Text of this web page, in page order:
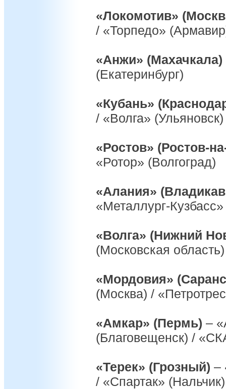
«Локомотив»
/ «Торпедо»
«Анжи» (Махачкала)
(Екатеринбург)
«Кубань»
/ «Волга» (Ульяновск)
«Ростов» (Ростов-
«Ротор» (Волгоград)
«Алания»
«Металлург-
«Волга» (Нижний
(Московская
«Мордовия»
(Москва) /
«Амкар» (Пермь) –
(Благовещенск) /
«Терек» (Грозный) –
/ «Спартак» (Нальчик)